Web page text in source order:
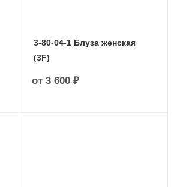
3-80-04-1 Блуза женcкая
(3F)
от 3 600 ₽